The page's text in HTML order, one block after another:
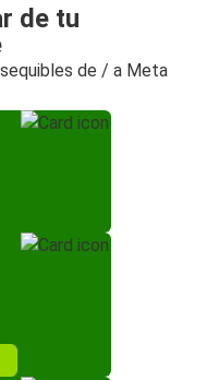
de tu
de / a Meta